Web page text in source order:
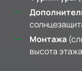
Монтажа
высота